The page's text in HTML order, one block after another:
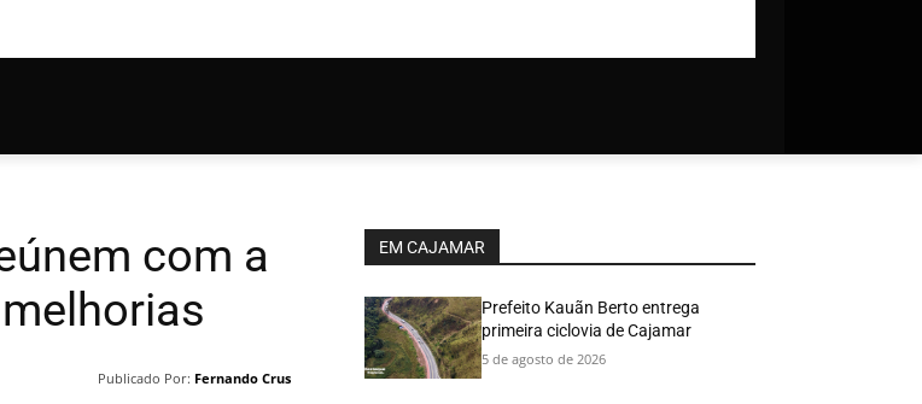
com a
Publicado Por: Fernando Crus
EM CAJAMAR
Prefeito Kauãn Berto entrega
primeira ciclovia de Cajamar
5 de agosto de 2026